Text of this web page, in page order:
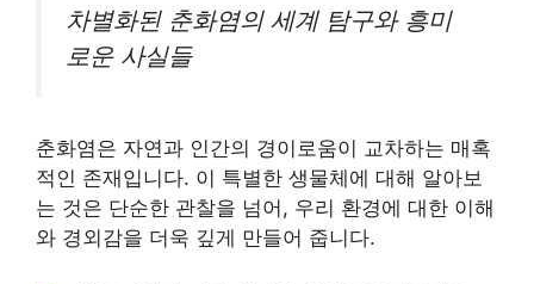
차별화된 춘화염의 세계 탐구와 흥미
로운 사실들
춘화염은 자연과 인간의 경이로움이 교차하는 매혹
적인 존재입니다. 이 특별한 생물체에 대해 알아보
는 것은 단순한 관찰을 넘어, 우리 환경에 대한 이해
와 경외감을 더욱 깊게 만들어 줍니다.